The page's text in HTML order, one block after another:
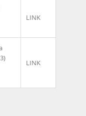
LINK
LINK